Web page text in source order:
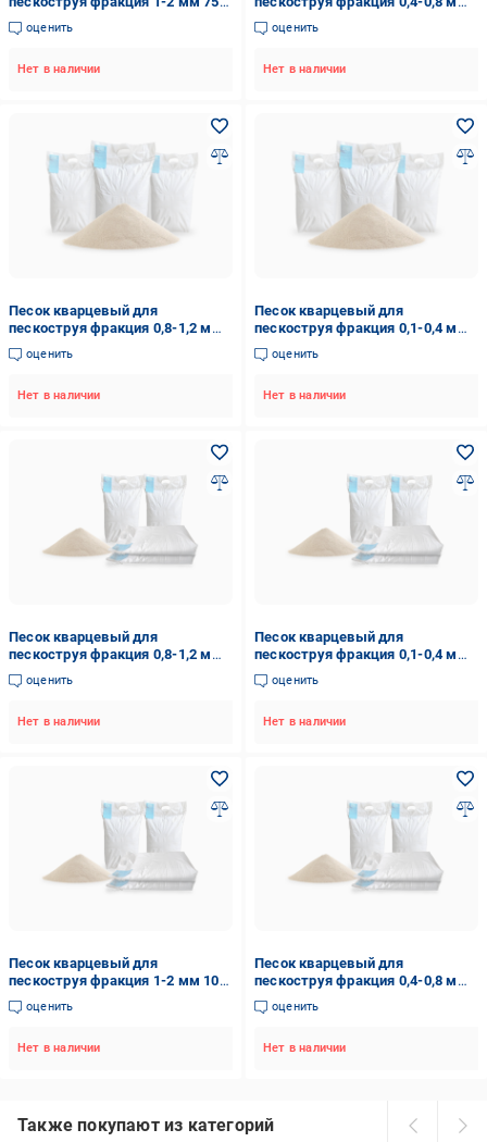
кг (2333287103)
оценить
Нет в наличии
75 кг (2333283002)
оценить
Нет в наличии
Песок кварцевый для
пескоструя фракция 0,8-1,2 мм
75 кг (2333285245)
оценить
Нет в наличии
Песок кварцевый для
пескоструя фракция 0,1-0,4 мм
75 кг (2333278752)
оценить
Нет в наличии
Песок кварцевый для
пескоструя фракция 0,8-1,2 мм
100 кг (2333285655)
оценить
Нет в наличии
Песок кварцевый для
пескоструя фракция 0,1-0,4 мм
100 кг (2333280311)
оценить
Нет в наличии
Песок кварцевый для
пескоструя фракция 1-2 мм 100
кг (2333293003)
оценить
Нет в наличии
Песок кварцевый для
пескоструя фракция 0,4-0,8 мм
100 кг (2333283111)
оценить
Нет в наличии
Также покупают из категорий